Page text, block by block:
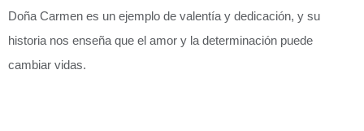
Doña Carmen es un ejemplo de valentía y dedicación, y su
historia nos enseña que el amor y la determinación puede
cambiar vidas.